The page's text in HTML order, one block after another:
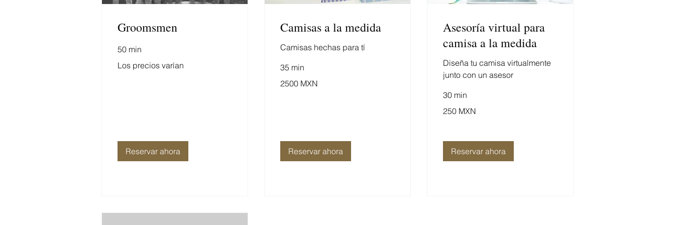
Groomsmen
50 min
precios
Los precios varían
Reservar ahora
Camisas a la medida
Camisas hechas para tí
35 min
pesos
2500 MXN
Reservar ahora
Asesoría virtual para
camisa a la medida
Diseña tu camisa virtualmente
junto con un asesor
30 min
pesos
250 MXN
Reservar ahora